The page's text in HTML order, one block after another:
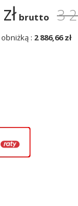
brutto 3
: 2 886,66 zł